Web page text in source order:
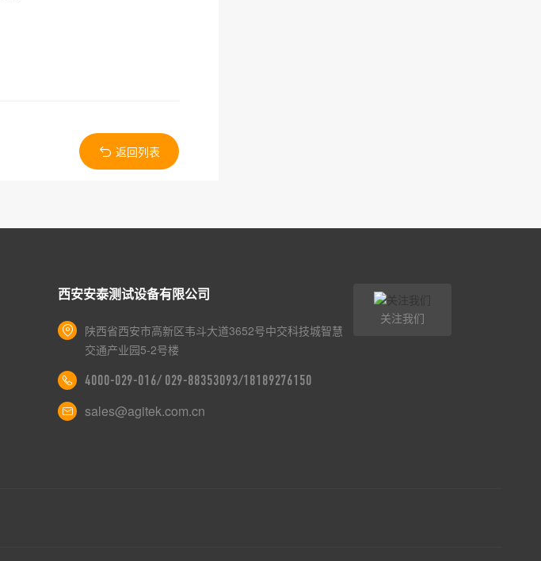
返回列表
西安安泰测试设备有限公司
陕西省西安市高新区韦斗大道3652号中交科技城智慧
交通产业园5-2号楼
4000-029-016/ 029-88353093/18189276150
sales@agitek.com.cn
关注我们